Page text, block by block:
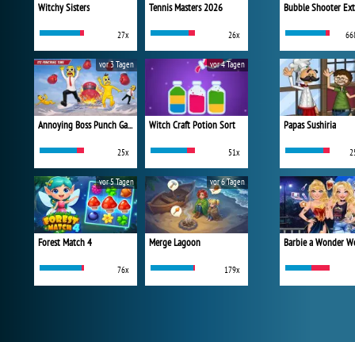
Witchy Sisters
27x
Tennis Masters 2026
26x
Annoying Boss Punch Game
25x
vor 3 Tagen
Witch Craft Potion Sort
51x
vor 4 Tagen
Forest Match 4
76x
vor 5 Tagen
Merge Lagoon
179x
vor 6 Tagen
Bubble Shooter
Papas Sushiria